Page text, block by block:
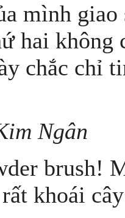
mình
hai không
chắc chỉ
Ngân
brush!
khoái